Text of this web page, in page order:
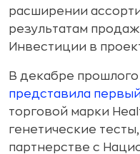
расширении
результатам
Инвестиции в
В декабре прошлого
представила
торговой марки
генетические
партнерстве с